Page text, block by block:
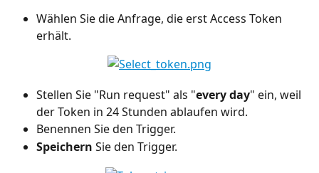
Wählen Sie die Anfrage, die erst Access Token
erhält.
Stellen Sie "Run request" als "every day" ein, weil
der Token in 24 Stunden ablaufen wird.
Benennen Sie den Trigger.
Speichern Sie den Trigger.